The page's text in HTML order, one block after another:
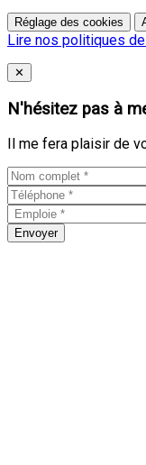
Réglage des cookies
Lire nos politiques
Close
✕
N'hésitez pas à
Il me fera plaisir de
Envoyer